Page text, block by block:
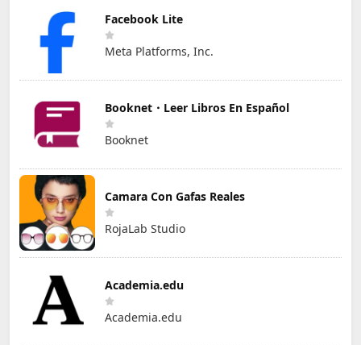
Facebook Lite
Meta Platforms, Inc.
Booknet・Leer Libros En Español
Booknet
Camara Con Gafas Reales
RojaLab Studio
Academia.edu
Academia.edu